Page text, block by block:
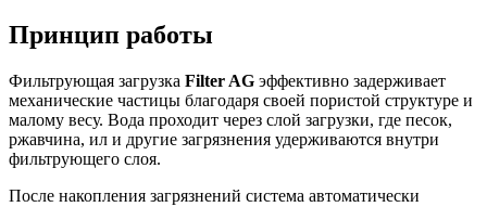
Принцип работы
Фильтрующая загрузка Filter AG эффективно задерживает
механические частицы благодаря своей пористой структуре и
малому весу. Вода проходит через слой загрузки, где песок,
ржавчина, ил и другие загрязнения удерживаются внутри
фильтрующего слоя.
После накопления загрязнений система автоматически